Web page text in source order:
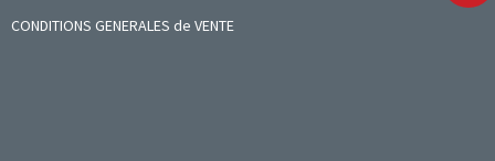
CONDITIONS GENERALES de VENTE